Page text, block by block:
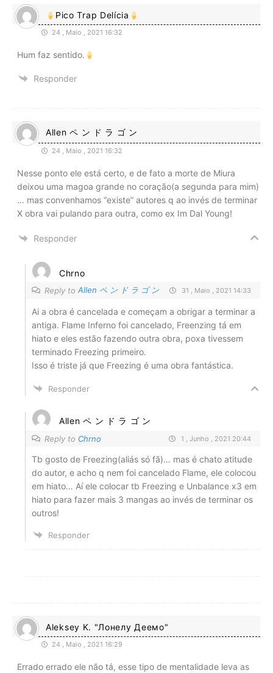
Pico Trap Delícia
24 , Maio , 2021 16:32
Hum faz sentido.
Responder
Allen ペ ン ド ラ ゴ ン
24 , Maio , 2021 16:32
Nesse ponto ele está certo, e de fato a morte de Miura
deixou uma magoa grande no coração(a segunda para mim)
… mas convenhamos “existe” autores q ao invés de terminar
X obra vai pulando para outra, como ex Im Dal Young!
Responder
Chrno
Reply to Allen ペ ン ド ラ ゴ ン 31 , Maio , 2021 14:33
Ai a obra é cancelada e começam a obrigar a terminar a
antiga. Flame Inferno foi cancelado, Freenzing tá em
hiato e eles estão fazendo outra obra, poxa tivessem
terminado Freezing primeiro.
Isso é triste já que Freezing é uma obra fantástica.
Responder
Allen ペ ン ド ラ ゴ ン
Reply to Chrno 1 , Junho , 2021 20:44
Tb gosto de Freezing(aliás só fã)… mas é chato atitude
do autor, e acho q nem foi cancelado Flame, ele colocou
em hiato… Aí ele colocar tb Freezing e Unbalance x3 em
hiato para fazer mais 3 mangas ao invés de terminar os
outros!
Responder
Aleksey K. "Лонелy Деемо"
24 , Maio , 2021 16:29
Errado errado ele não tá, esse tipo de mentalidade leva as